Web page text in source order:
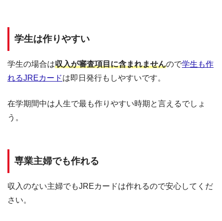
学生は作りやすい
学生の場合は収入が審査項目に含まれませんので学生も作
れるJREカードは即日発行もしやすいです。
在学期間中は人生で最も作りやすい時期と言えるでしょ
う。
専業主婦でも作れる
収入のない主婦でもJREカードは作れるので安心してくだ
さい。